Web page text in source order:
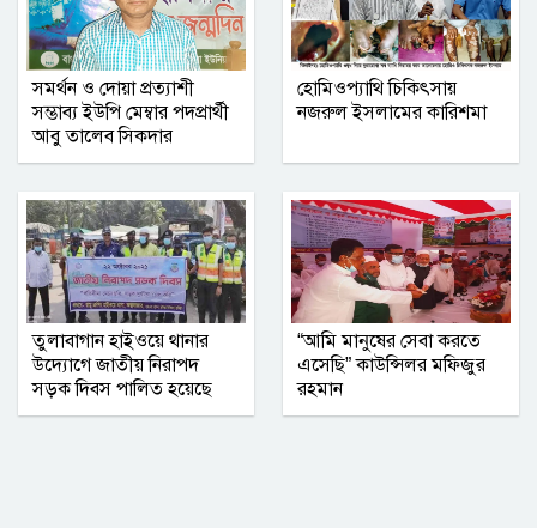
নোয়াখালী সরকারি কলেজ ছাত্রদলের তিন
নেতার বহিষ্কারাদেশ প্রত্যাহার
গাজীপুর জেলা রেজিস্ট্রার অফিসে বৃক্ষরোপণ
নোয়াখালীতে ব্যবসায়ীর বাড়িতে দুর্ধর্ষ
ডাকাতি, আহত ৫
সমর্থন ও দোয়া প্রত্যাশী
সম্ভাব্য ইউপি মেম্বার পদপ্রার্থী
আবু তালেব সিকদার
হোমিওপ্যাথি চিকিৎসায়
নজরুল ইসলামের কারিশমা
তুলাবাগান হাইওয়ে থানার
উদ্যোগে জাতীয় নিরাপদ
সড়ক দিবস পালিত হয়েছে
“আমি মানুষের সেবা করতে
এসেছি” কাউন্সিলর মফিজুর
রহমান